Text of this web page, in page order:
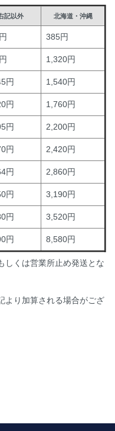
記以外 北海道・沖縄
385円
1,320円
円 1,540円
円 1,760円
円 2,200円
円 2,420円
円 2,860円
円 3,190円
円 3,520円
円 8,580円
しくは営業所止め発送とな
より加算される場合がござ